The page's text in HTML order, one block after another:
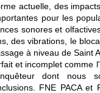
actuelle, des
pour les
sonores et
des vibrations, le
à niveau de Saint
et incomplet comme
dont nous
FNE PACA et